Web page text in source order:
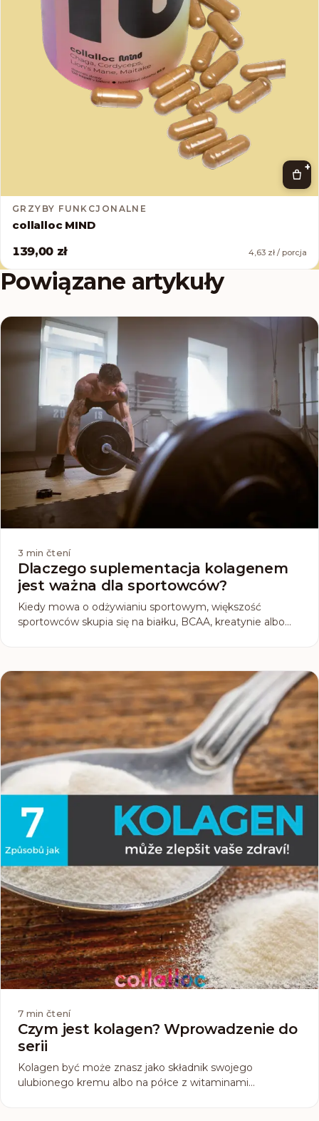
+
GRZYBY FUNKCJONALNE
collalloc MIND
139,00 zł
4,63 zł / porcja
Powiązane artykuły
3 min čtení
Dlaczego suplementacja kolagenem
jest ważna dla sportowców?
Kiedy mowa o odżywianiu sportowym, większość
sportowców skupia się na białku, BCAA, kreatynie albo
zdrowej skóry i włosów, lecz przede wszystkim wsparcia
mięśni, stawów i ścięgien, czyli tych części ciała, które
każdy sportowiec obciąża do maksimum.
7 min čtení
Czym jest kolagen? Wprowadzenie do
serii
Kolagen być może znasz jako składnik swojego
ulubionego kremu albo na półce z witaminami